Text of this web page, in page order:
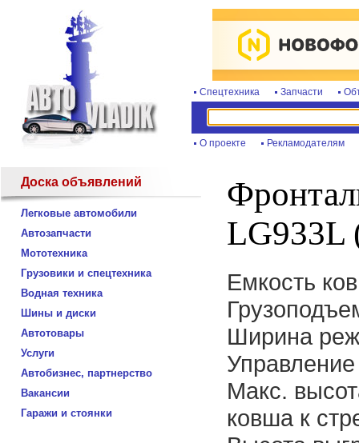
Спецтехника Запчасти
О проекте Рекламодателям
Доска объявлений
Легковые автомобили
Автозапчасти
Мототехника
Грузовики и спецтехника
Водная техника
Шины и диски
Автотовары
Услуги
Автобизнес, партнерство
Вакансии
Гаражи и стоянки
LG933L
Емкость
Ширина
Макс.
ковша к